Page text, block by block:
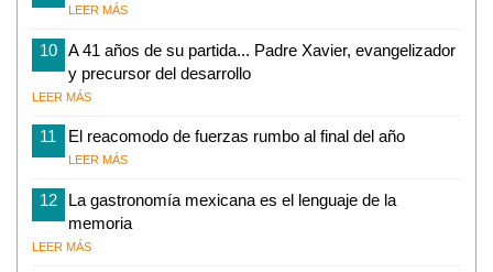
LEER MÁS
10
A 41 años de su partida... Padre Xavier, evangelizador
y precursor del desarrollo
LEER MÁS
11 El reacomodo de fuerzas rumbo al final del año
LEER MÁS
12
La gastronomía mexicana es el lenguaje de la
memoria
LEER MÁS